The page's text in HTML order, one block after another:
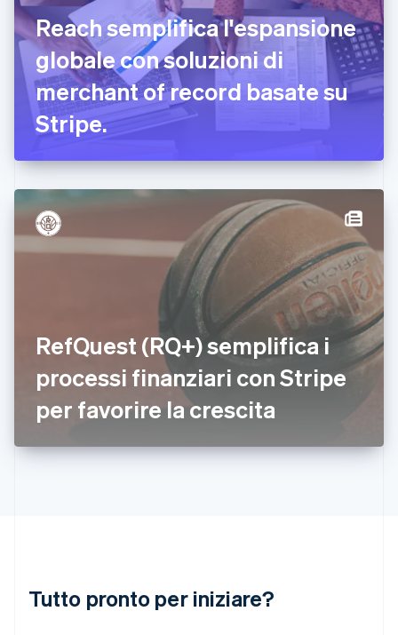
Reach semplifica l'espansione
globale con soluzioni di
merchant of record basate su
Stripe.
RefQuest (RQ+) semplifica i
processi finanziari con Stripe
per favorire la crescita
Tutto pronto per iniziare?
Emirati Arabi Uniti
English
Estonia
English
Finlandia
English Svenska
Francia
Germania
日本語
Gibilterra
Irlanda
English
Italia
ItalianoEnglish
Lettonia
Liechtenstein
Malta
English